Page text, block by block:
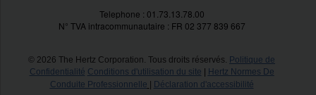
Telephone : 01.73.13.78.00
N° TVA intracommunautaire : FR 02 377 839 667
© 2026 The Hertz Corporation. Tous droits réservés. Politique de
Confidentialité Conditions d'utilisation du site
Hertz Normes De
Conduite Professionnelle
Déclaration d'accessibilité